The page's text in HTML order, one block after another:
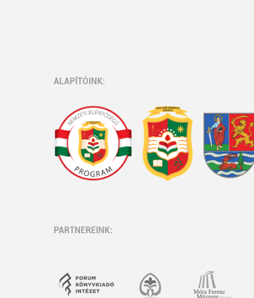
ALAPÍTÓINK:
PARTNEREINK: